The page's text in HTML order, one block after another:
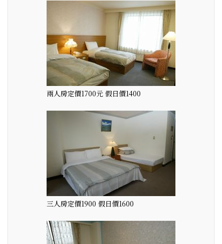
兩人房定價1700元 假日價1400
三人房定價1900 假日價1600